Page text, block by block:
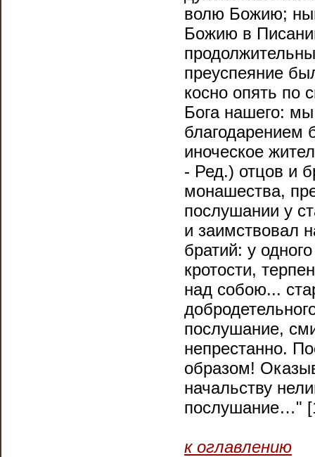
волю Божию;
Божию в
преуспеяние
косно опять по
Бога нашего:
благодарением
иноческое
- Ред.) отцов и
монашества,
послушании у
и заимствовал
братий: у
кротости,
над собою...
послушание,
непрестанно.
образом!
начальству
послушание…"
к оглавлению